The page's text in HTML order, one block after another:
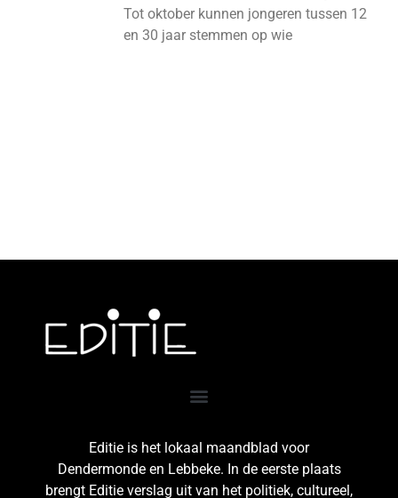
Tot oktober kunnen jongeren tussen 12
en 30 jaar stemmen op wie
Editie is het lokaal maandblad voor
Dendermonde en Lebbeke. In de eerste plaats
brengt Editie verslag uit van het politiek, cultureel,